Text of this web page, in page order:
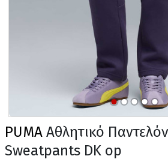
PUMA Αθλητικό
Sweatpants DK op